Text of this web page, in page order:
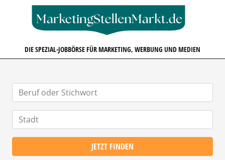
DIE SPEZIAL-JOBBÖRSE FÜR MARKETING, WERBUNG UND MEDIEN
JETZT FINDEN